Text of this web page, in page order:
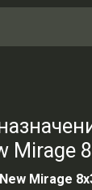
Mirage
Mirage